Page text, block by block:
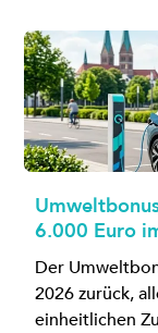
6.000 Euro
Der
2026 zurück,
einheitlichen